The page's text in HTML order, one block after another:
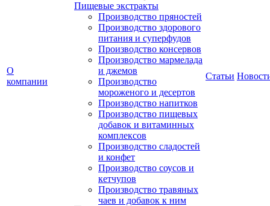
О
компании
Пищевые экстракты
Производство пряностей
Производство здорового
питания и суперфудов
Производство консервов
Производство мармелада
и джемов
Производство
мороженого и десертов
Производство напитков
Производство пищевых
добавок и витаминных
комплексов
Производство сладостей
и конфет
Производство соусов и
кетчупов
Производство травяных
чаев и добавок к ним
Статьи